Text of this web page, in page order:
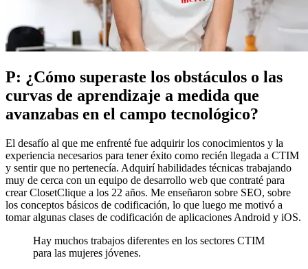
P: ¿Cómo superaste los obstáculos o las
curvas de aprendizaje a medida que
avanzabas en el campo tecnológico?
El desafío al que me enfrenté fue adquirir los conocimientos y la
experiencia necesarios para tener éxito como recién llegada a CTIM
y sentir que no pertenecía. Adquirí habilidades técnicas trabajando
muy de cerca con un equipo de desarrollo web que contraté para
crear ClosetClique a los 22 años. Me enseñaron sobre SEO, sobre
los conceptos básicos de codificación, lo que luego me motivó a
tomar algunas clases de codificación de aplicaciones Android y iOS.
Hay muchos trabajos diferentes en los sectores CTIM
para las mujeres jóvenes.